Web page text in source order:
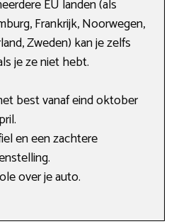
EU landen (als
Frankrijk, Noorwegen,
Zweden) kan je zelfs
je ze niet hebt.
best vanaf eind oktober
en een zachtere
over je auto.